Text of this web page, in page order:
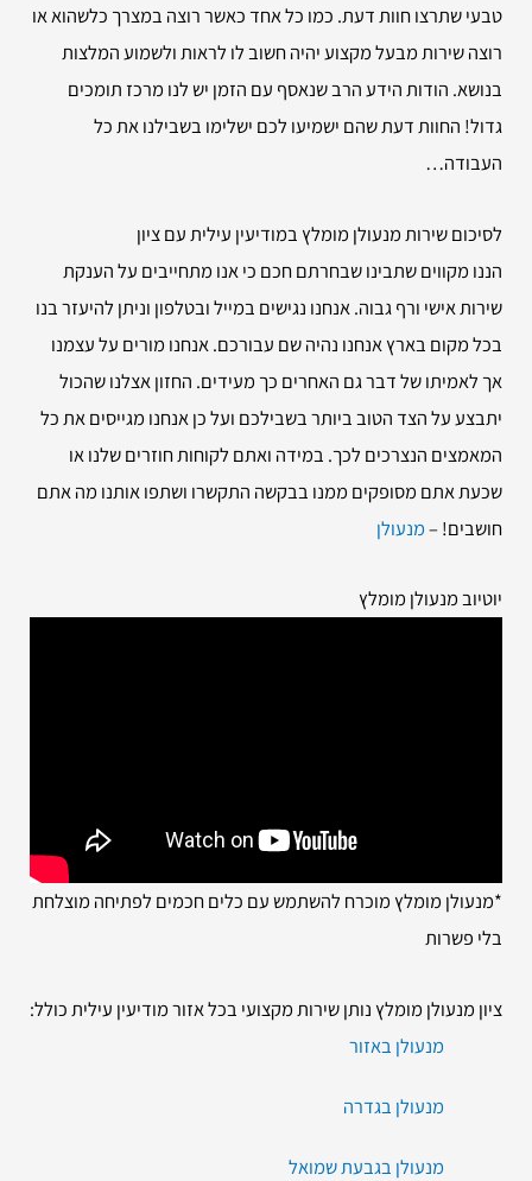
טבעי שתרצו חוות דעת. כמו כל אחד כאשר רוצה במצרך כלשהוא או
רוצה שירות מבעל מקצוע יהיה חשוב לו לראות ולשמוע המלצות
בנושא. הודות הידע הרב שנאסף עם הזמן יש לנו מרכז תומכים
גדול! החוות דעת שהם ישמיעו לכם ישלימו בשבילנו את כל
העבודה…
לסיכום שירותמנעולן מומלץ במודיעין עילית עם ציון
הננו מקווים שתבינו שבחרתם חכם כי אנו מתחייבים על הענקת
שירות אישי ורף גבוה. אנחנו נגישים במייל ובטלפון וניתן להיעזר בנו
בכל מקום בארץ אנחנו נהיה שם עבורכם. אנחנו מורים על עצמנו
אך לאמיתו של דבר גם האחרים כך מעידים. החזון אצלנו שהכול
יתבצע על הצד הטוב ביותר בשבילכם ועל כן אנחנו מגייסים את כל
המאמצים הנצרכים לכך. במידה ואתם לקוחות חוזרים שלנו או
שכעת אתם מסופקים ממנו בבקשה התקשרו ושתפו אותנו מה אתם
חושבים! –מנעולן
יוטיוב מנעולן מומלץ
*מנעולן מומלץ מוכרח להשתמש עם כלים חכמים לפתיחה מוצלחת
בלי פשרות
ציון מנעולן מומלץ נותן שירות מקצועי בכל אזור מודיעין עילית כולל:
מנעולן באזור
מנעולן בגדרה
מנעולן בגבעת שמואל